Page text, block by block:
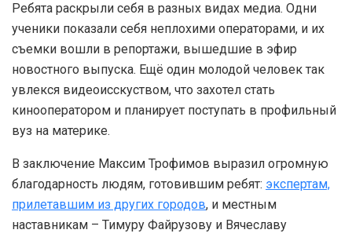
Ребята раскрыли себя в разных видах медиа. Одни
ученики показали себя неплохими операторами, и их
съемки вошли в репортажи, вышедшие в эфир
новостного выпуска. Ещё один молодой человек так
увлекся видеоисскуством, что захотел стать
кинооператором и планирует поступать в профильный
вуз на материке.
В заключение Максим Трофимов выразил огромную
благодарность людям, готовившим ребят: экспертам,
прилетавшим из других городов, и местным
наставникам – Тимуру Файрузову и Вячеславу